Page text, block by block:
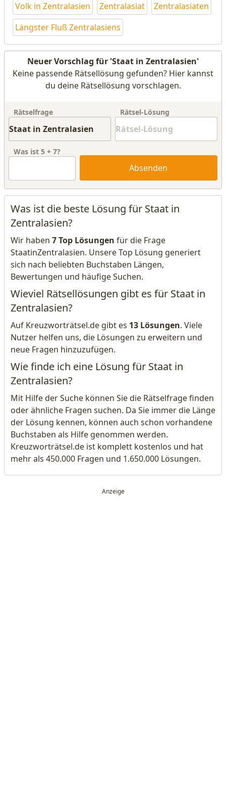
Volk in Zentralasien Zentralasiat
Zentralasiaten
Längster Fluß Zentralasiens
Neuer Vorschlag für 'Staat in Zentralasien'
Keine passende Rätsellösung gefunden? Hier kannst
du deine Rätsellösung vorschlagen.
Rätselfrage Rätsel-Lösung
Was ist 5 + 7?
Absenden
Was ist die beste Lösung für Staat in
Zentralasien?
Wir haben 7 Top Lösungen für die Frage
StaatinZentralasien. Unsere Top Lösung generiert
sich nach beliebten Buchstaben Längen,
Bewertungen und häufige Suchen.
Wieviel Rätsellösungen gibt es für Staat in
Zentralasien?
Auf Kreuzworträtsel.de gibt es 13 Lösungen. Viele
Nutzer helfen uns, die Lösungen zu erweitern und
neue Fragen hinzuzufügen.
Wie finde ich eine Lösung für Staat in
Zentralasien?
Mit Hilfe der Suche können Sie die Rätselfrage finden
oder ähnliche Fragen suchen. Da Sie immer die Länge
der Lösung kennen, können auch schon vorhandene
Buchstaben als Hilfe genommen werden.
Kreuzworträtsel.de ist komplett kostenlos und hat
mehr als 450.000 Fragen und 1.650.000 Lösungen.